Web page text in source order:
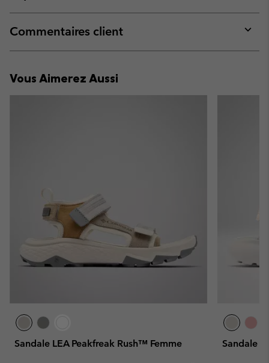
or
Commentaires client
or
Vous Aimerez Aussi
Sandale LEA Peakfreak Rush™ Femme Sandale